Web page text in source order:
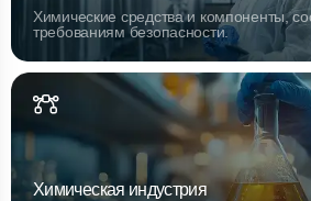
Химические средства и компоненты,
требованиям безопасности.
Химическая индустрия